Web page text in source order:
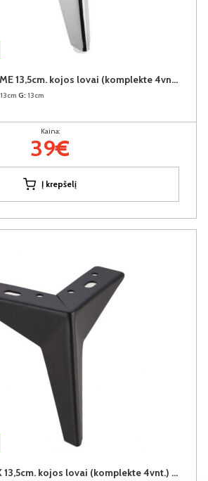
ALM NOAH CHROME 13,5cm. kojos lovai (komplekte 4vnt.) +39€
13cm G: 13cm
Kaina:
39€
Į krepšelį
ALM NOAH BLACK 13,5cm. kojos lovai (komplekte 4vnt.) +39€